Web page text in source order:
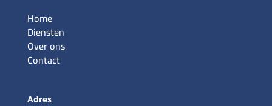
Home
Diensten
Over ons
Contact
Adres